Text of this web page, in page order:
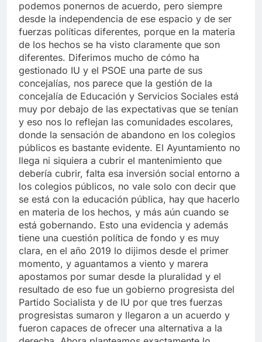
podemos ponernos de acuerdo, pero siempre
desde la independencia de ese espacio y de ser
fuerzas políticas diferentes, porque en la materia
de los hechos se ha visto claramente que son
diferentes. Diferimos mucho de cómo ha
gestionado IU y el PSOE una parte de sus
concejalías, nos parece que la gestión de la
concejalía de Educación y Servicios Sociales está
muy por debajo de las expectativas que se tenían
y eso nos lo reflejan las comunidades escolares,
donde la sensación de abandono en los colegios
públicos es bastante evidente. El Ayuntamiento no
llega ni siquiera a cubrir el mantenimiento que
debería cubrir, falta esa inversión social entorno a
los colegios públicos, no vale solo con decir que
se está con la educación pública, hay que hacerlo
en materia de los hechos, y más aún cuando se
está gobernando. Esto una evidencia y además
tiene una cuestión política de fondo y es muy
clara, en el año 2019 lo dijimos desde el primer
momento, y aguantamos a viento y marera
apostamos por sumar desde la pluralidad y el
resultado de eso fue un gobierno progresista del
Partido Socialista y de IU por que tres fuerzas
progresistas sumaron y llegaron a un acuerdo y
fueron capaces de ofrecer una alternativa a la